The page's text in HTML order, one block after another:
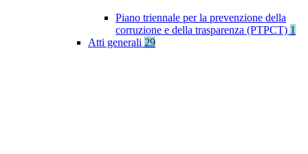
Piano triennale per la prevenzione della
corruzione e della trasparenza (PTPCT) 1
Atti generali 29